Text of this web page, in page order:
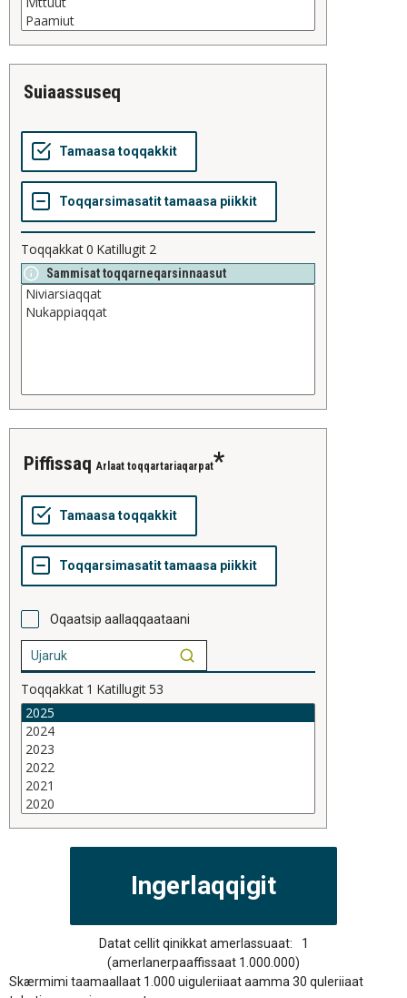
suiaassuseq
Toqqakkat0 Katillugit 2
Sammisat toqqarneqarsinnaasut
piffissaq Arlaat toqqartariaqarpat
Oqaatsip aallaqqaataani
Toqqakkat 1 Katillugit53
Datat cellit qinikkat amerlassuaat:
1
(amerlanerpaaffissaat 1.000.000)
Skærmimi taamaallaat 1.000 uiguleriiaat aamma 30 quleriiaat